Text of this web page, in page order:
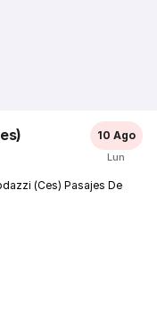
10 Ago
Lun
(Ces) Pasajes De